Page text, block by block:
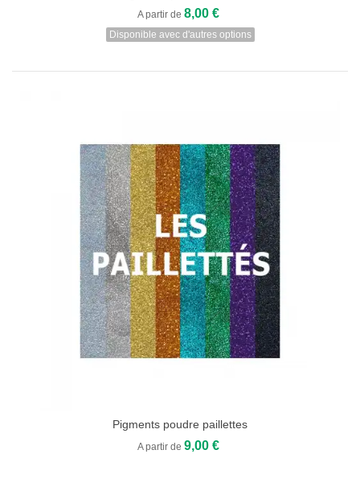
A partir de 8,00 €
Disponible avec d'autres options
Pigments poudre paillettes
A partir de 9,00 €